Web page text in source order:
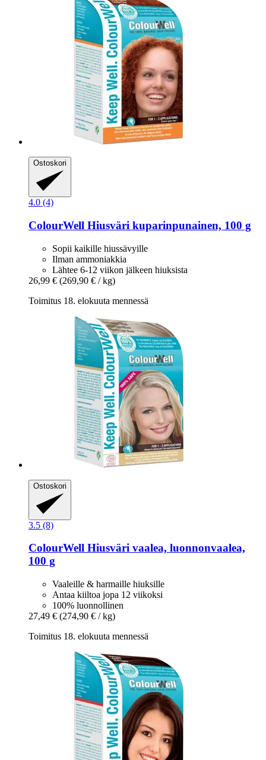
Ostoskori
4.0 (4)
ColourWell Hiusväri kuparinpunainen, 100 g
Sopii kaikille hiussävyille
Ilman ammoniakkia
Lähtee 6-12 viikon jälkeen hiuksista
26,99 € (269,90 € / kg)
Toimitus 18. elokuuta mennessä
Ostoskori
3.5 (8)
ColourWell Hiusväri vaalea, luonnonvaalea,
100 g
Vaaleille & harmaille hiuksille
Antaa kiiltoa jopa 12 viikoksi
100% luonnollinen
27,49 € (274,90 € / kg)
Toimitus 18. elokuuta mennessä